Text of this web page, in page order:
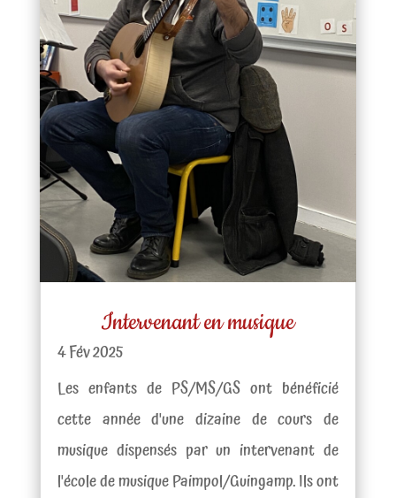
Intervenant en musique
4 Fév 2025
Les enfants de PS/MS/GS ont bénéficié
cette année d'une dizaine de cours de
musique dispensés par un intervenant de
l'école de musique Paimpol/Guingamp. Ils ont